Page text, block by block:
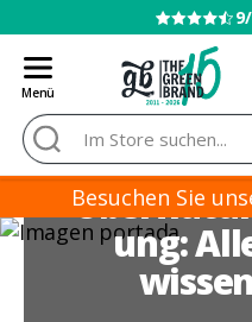
VERKAUF AN
Menü
Suche
nach:
Besuchen Sie
ung: